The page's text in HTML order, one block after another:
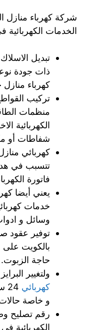
شركة كهرباء منازل
الخدمات الكهربائية
تبديل
ذات جودة
كهرباء منازل
تركيب
منظمات
الكهربائية
شفاطات أو
كهربائي
تتسبب في هدر
فاتورة
يعني أيضا
خدمات
وسائل و
توفير عقود
بالكويت
حاجة الزبوت.
ولتغيير
كهربائي
و خاصة
رقم تصليح
الكهربائية